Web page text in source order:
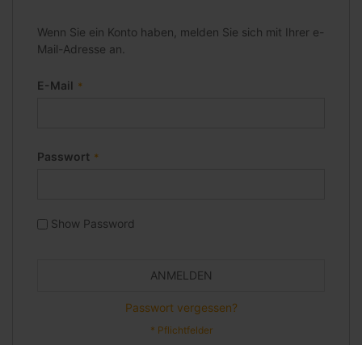
Wenn Sie ein Konto haben, melden Sie sich mit Ihrer e-
Mail-Adresse an.
E-Mail
Passwort
Show Password
ANMELDEN
Passwort vergessen?